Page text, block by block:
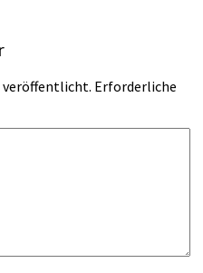
veröffentlicht. Erforderliche